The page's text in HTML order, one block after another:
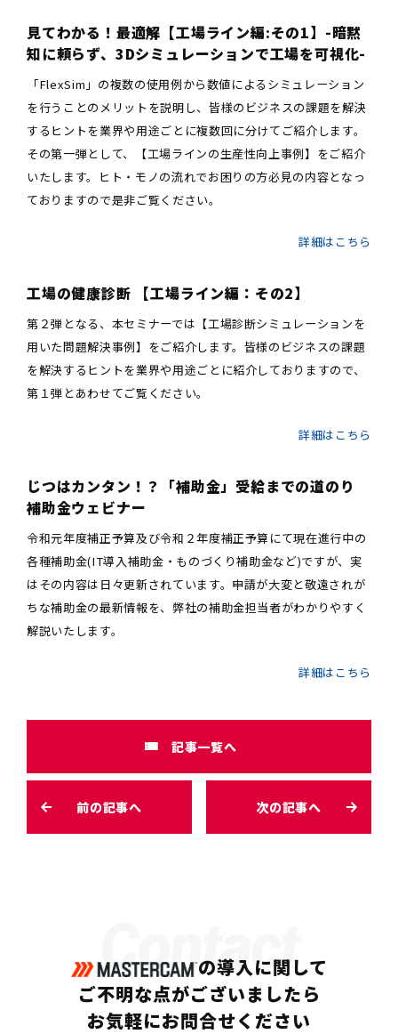
見てわかる！最適解【工場ライン編:その1】-暗黙
知に頼らず、3Dシミュレーションで工場を可視化-
「FlexSim」の複数の使用例から数値によるシミュレーション
を行うことのメリットを説明し、皆様のビジネスの課題を解決
するヒントを業界や用途ごとに複数回に分けてご紹介します。
その第一弾として、【工場ラインの生産性向上事例】をご紹介
いたします。ヒト・モノの流れでお困りの方必見の内容となっ
ておりますので是非ご覧ください。
詳細はこちら
工場の健康診断 【工場ライン編：その2】
第２弾となる、本セミナーでは【工場診断シミュレーションを
用いた問題解決事例】をご紹介します。皆様のビジネスの課題
を解決するヒントを業界や用途ごとに紹介しておりますので、
第１弾とあわせてご覧ください。
詳細はこちら
じつはカンタン！？「補助金」受給までの道のり
補助金ウェビナー
令和元年度補正予算及び令和２年度補正予算にて現在進行中の
各種補助金(IT導入補助金・ものづくり補助金など)ですが、実
はその内容は日々更新されています。申請が大変と敬遠されが
ちな補助金の最新情報を、弊社の補助金担当者がわかりやすく
解説いたします。
詳細はこちら
前の記事へ
記事一覧へ
次の記事へ
Contact
の導入に関して
ご不明な点がございましたら
お気軽にお問合せください